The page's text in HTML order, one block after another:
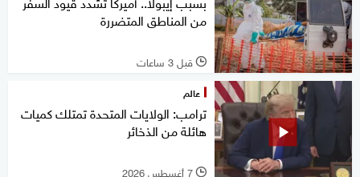
من المناطق المتضررة
l قبل 3 ساعات
عالم
ترامب: الولايات المتحدة تمتلك كميات
هائلة من الذخائر
l 7 أغسطس 2026